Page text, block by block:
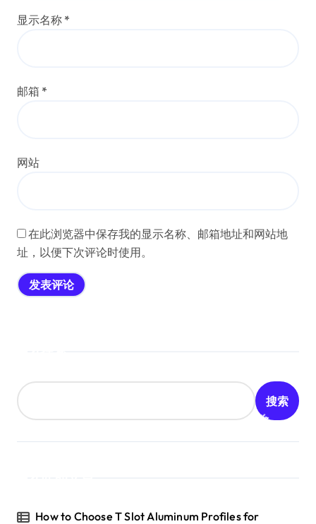
显示名称 *
邮箱 *
网站
在此浏览器中保存我的显示名称、邮箱地址和网站地
址，以便下次评论时使用。
搜索
How to Choose T Slot Aluminum Profiles for